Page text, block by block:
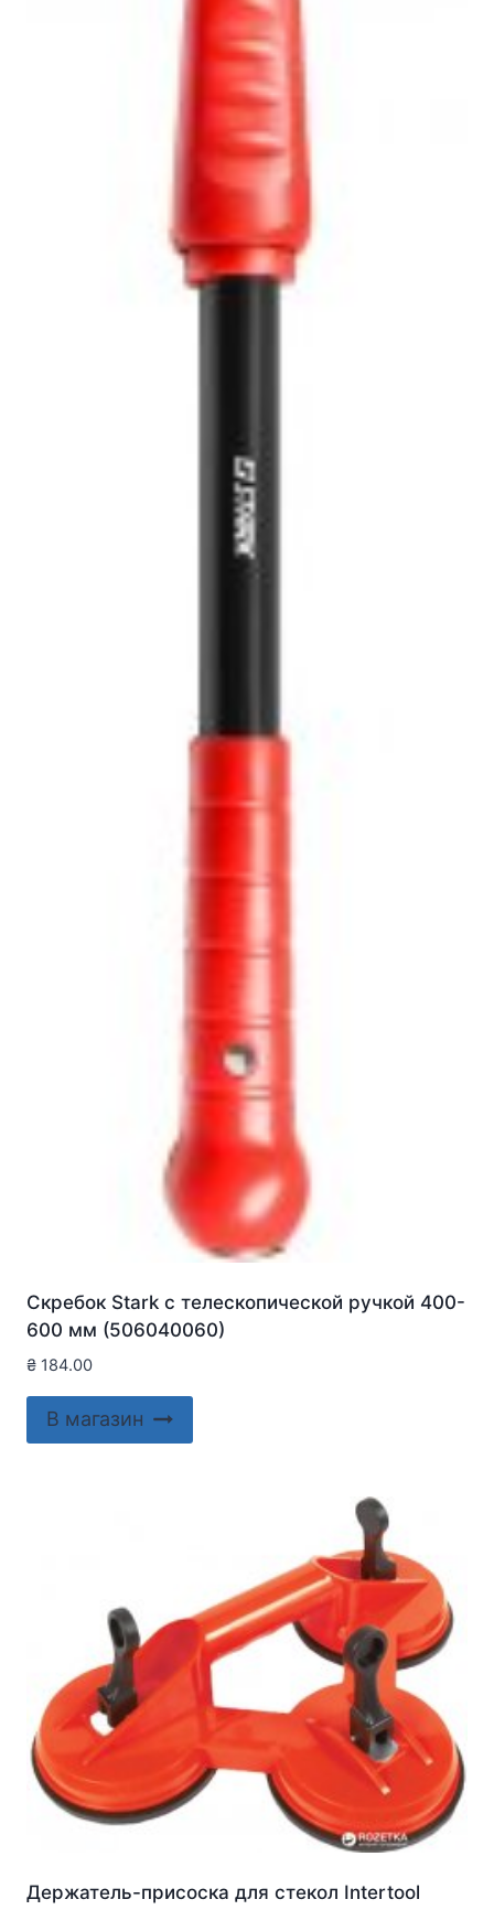
Скребок Stark с телескопической ручкой 400-
600 мм (506040060)
₴ 184.00
В магазин
Держатель-присоска для стекол Intertool